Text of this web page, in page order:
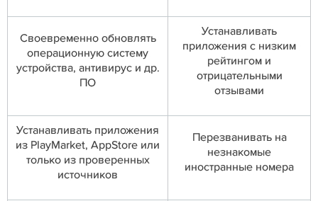
Своевременно обновлять
операционную систему
устройства, антивирус и др.
ПО
Устанавливать
приложения с низким
рейтингом и
отрицательными
отзывами
Устанавливать приложения
из PlayMarket, AppStore или
только из проверенных
источников
Перезванивать на
незнакомые
иностранные номера